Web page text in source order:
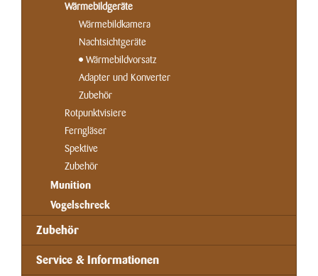
Wärmebildgeräte
Wärmebildkamera
Nachtsichtgeräte
Wärmebildvorsatz
Adapter und Konverter
Zubehör
Rotpunktvisiere
Ferngläser
Spektive
Zubehör
Munition
Vogelschreck
Zubehör
Service & Informationen